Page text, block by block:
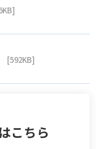
[592KB]
こちら